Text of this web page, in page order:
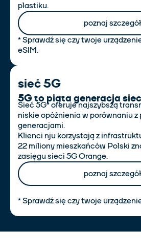
plastiku.
poznaj
* Sprawdź się czy twoje
eSIM.
sieć 5G
5G to piąta generacja
Sieć 5G* oferuje najszybszą
niskie opóźnienia w porównaniu z
generacjami.
Klienci nju korzystają z
22 miliony mieszkańców Polski
zasięgu sieci 5G Orange.
poznaj
* Sprawdź się czy twoje